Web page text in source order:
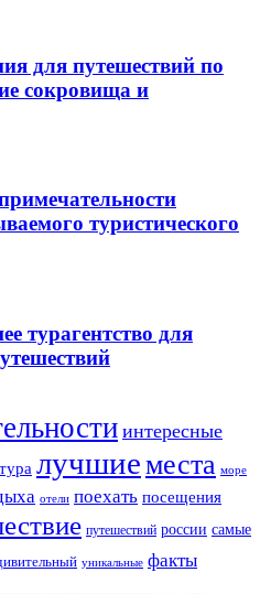
для путешествий по
сокровища и
туристического
турагентство для
интересные
лучшиеместа море
отели поехать посещения
путешествий россии самые
уникальные факты